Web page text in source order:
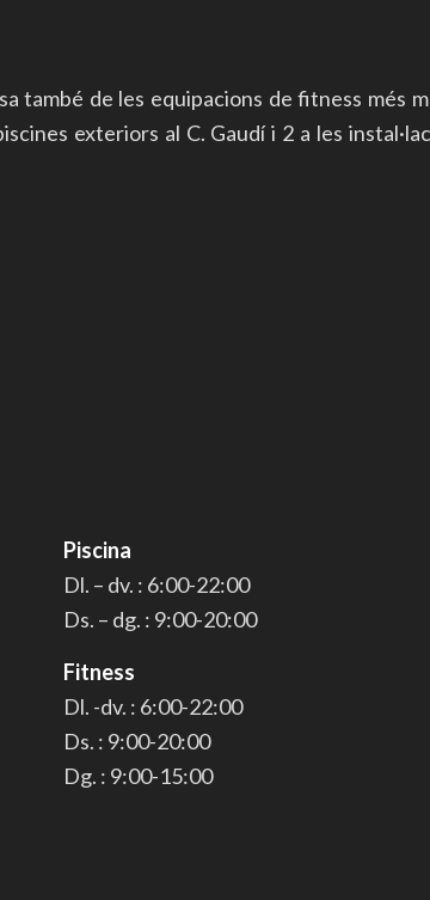
també de les equipacions de fitness més
exteriors al C. Gaudí i 2 a les
Piscina
Dl. – dv. : 6:00-22:00
Ds. – dg. : 9:00-20:00
Fitness
Dl. -dv. : 6:00-22:00
Ds. : 9:00-20:00
Dg. : 9:00-15:00